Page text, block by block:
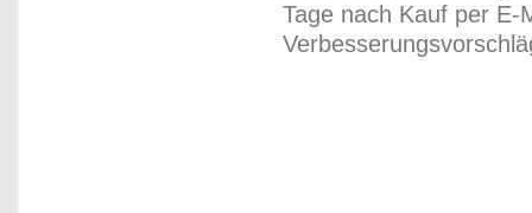
Tage nach Kauf per E-